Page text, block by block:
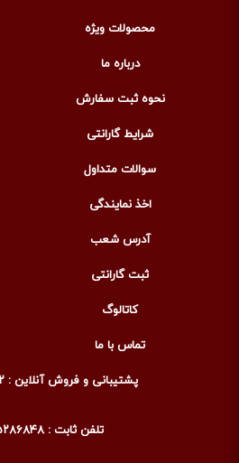
محصولات ویژه
درباره ما
نحوه ثبت سفارش
شرایط گارانتی
سوالات متداول
اخذ نمایندگی
آدرس شعب
ثبت گارانتی
کاتالوگ
تماس با ما
پشتیبانی و فروش آنلاین : ۰۹۰۰۴۸۶۴۷۹۲
تلفن ثابت : ۰۲۱۵۵۲۸۶۸۴۸